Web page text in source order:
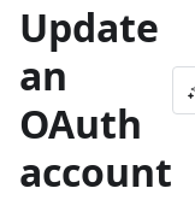
Update
an
OAuth
account